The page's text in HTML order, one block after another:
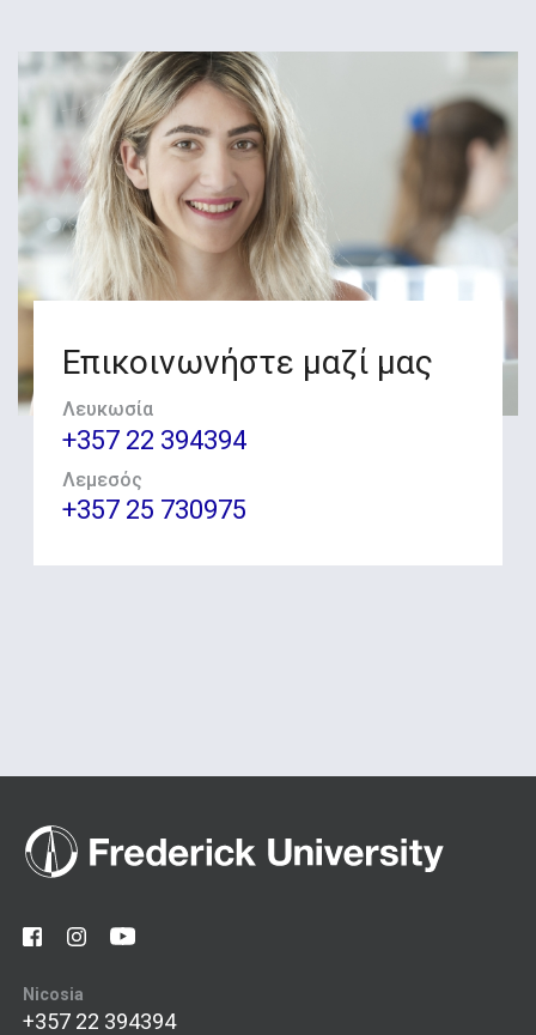
Επικοινωνήστε μαζί μας
Λευκωσία
+357 22 394394
Λεμεσός
+357 25 730975
Nicosia
+357 22 394394